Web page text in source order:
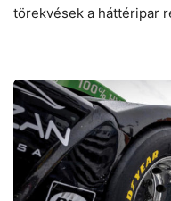
törekvések a háttéripar
Hermész
kegyeltjei